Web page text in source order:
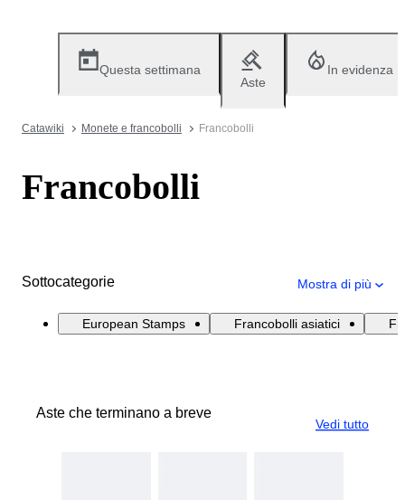
Questa settimana
Aste
In evidenza
Catawiki Monete e francobolli Francobolli
Francobolli
Sottocategorie Mostra di più
European Stamps Francobolli asiatici
Aste che terminano a breve
Vedi tutto